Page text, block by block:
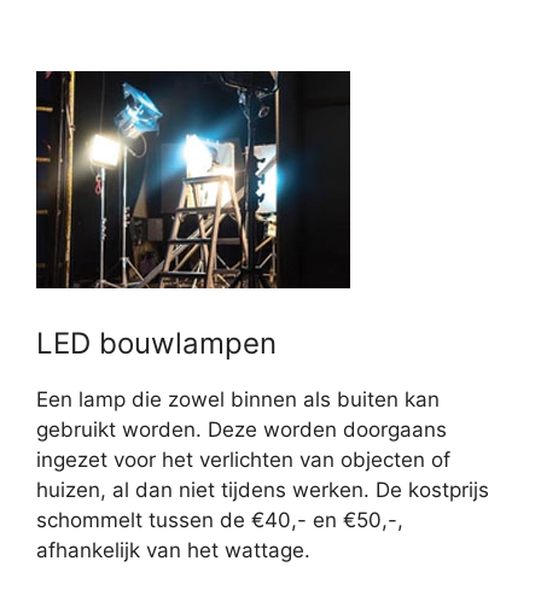
LED bouwlampen
Een lamp die zowel binnen als buiten kan
gebruikt worden. Deze worden doorgaans
ingezet voor het verlichten van objecten of
huizen, al dan niet tijdens werken. De kostprijs
schommelt tussen de €40,- en €50,-,
afhankelijk van het wattage.